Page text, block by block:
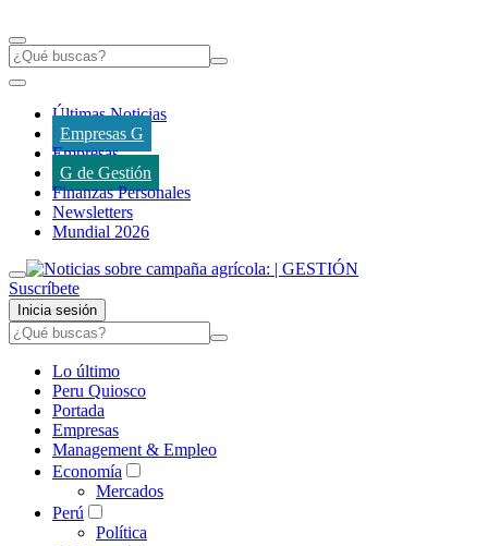
Últimas Noticias
Empresas G
Empresas
G de Gestión
Finanzas Personales
Newsletters
Mundial 2026
Suscríbete
Inicia sesión
Lo último
Peru Quiosco
Portada
Empresas
Management & Empleo
Economía
Mercados
Perú
Política